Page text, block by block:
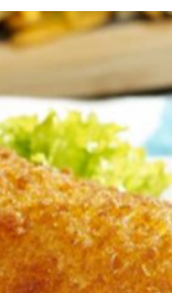
Traditional